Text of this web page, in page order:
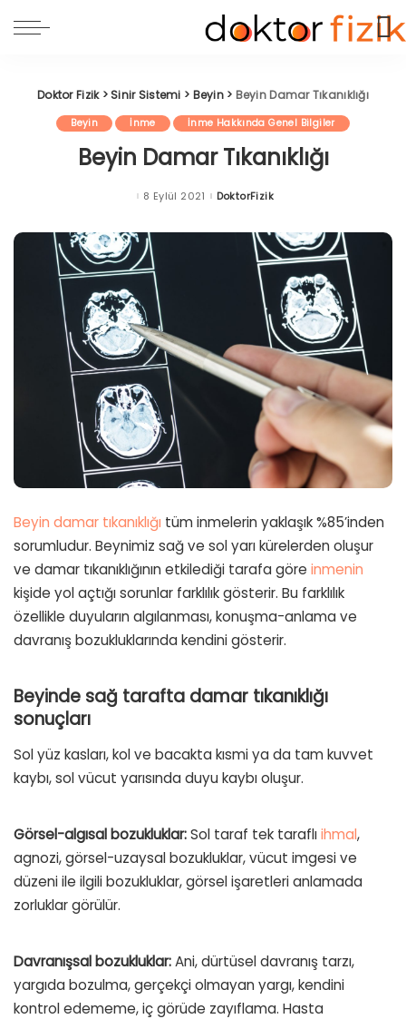
Doktor Fizik>Sinir Sistemi > Beyin> Beyin Damar Tıkanıklığı
Beyin İnme İnme Hakkında Genel Bilgiler
Beyin Damar Tıkanıklığı
8 Eylül 2021 Posted
DoktorFizik
Beyin damar tıkanıklığı tüm inmelerin yaklaşık %85’inden
sorumludur. Beynimiz sağ ve sol yarı kürelerden oluşur
ve damar tıkanıklığının etkilediği tarafa göre inmenin
kişide yol açtığı sorunlar farklılık gösterir. Bu farklılık
özellikle duyuların algılanması, konuşma-anlama ve
davranış bozukluklarında kendini gösterir.
Beyinde sağ tarafta damar tıkanıklığı
sonuçları
Sol yüz kasları, kol ve bacakta kısmi ya da tam kuvvet
kaybı, sol vücut yarısında duyu kaybı oluşur.
Görsel-algısal bozukluklar:Sol taraf tek taraflıihmal,
agnozi, görsel-uzaysal bozukluklar, vücut imgesi ve
düzeni ile ilgili bozukluklar, görsel işaretleri anlamada
zorluklar görülür.
Davranışsal bozukluklar:Ani, dürtüsel davranış tarzı,
yargıda bozulma, gerçekçi olmayan yargı, kendini
kontrol edememe, iç görüde zayıflama. Hasta